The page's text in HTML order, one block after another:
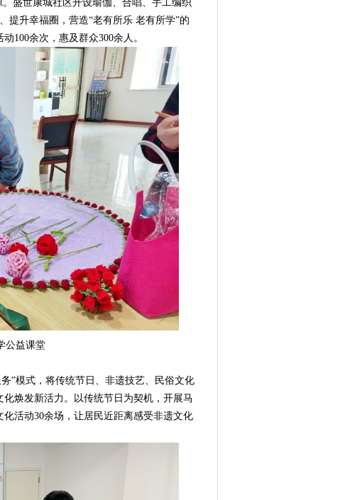
盛世康城社区开设瑜伽、合唱、手工编织
提升幸福圈，营造“老有所乐 老有所学”的
100余次，惠及群众300余人。
公益课堂
模式，将传统节日、非遗技艺、民俗文化
焕发新活力。以传统节日为契机，开展马
活动30余场，让居民近距离感受非遗文化